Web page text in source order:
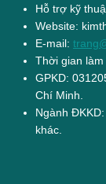
Hỗ trợ kỹ
Website:
E-mail:
Thời gian làm
GPKD:
Chí Minh.
Ngành
khác.